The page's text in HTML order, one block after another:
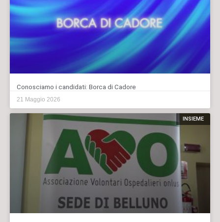
Conosciamo i candidati: Borca di Cadore
21 Maggio 2026
INSIEME